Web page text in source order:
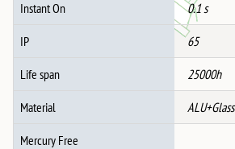
Instant On 0.1 s
IP 65
Life span 25000h
Material ALU+Glass
Mercury Free